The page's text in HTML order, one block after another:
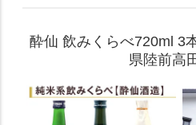
酔仙 飲みくらべ720ml 3
県陸前高